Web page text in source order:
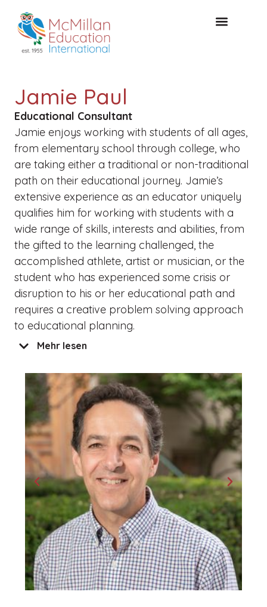
Jamie Paul
Educational Consultant
Jamie enjoys working with students of all ages,
from elementary school through college, who
are taking either a traditional or non-traditional
path on their educational journey. Jamie’s
extensive experience as an educator uniquely
qualifies him for working with students with a
wide range of skills, interests and abilities, from
the gifted to the learning challenged, the
accomplished athlete, artist or musician, or the
student who has experienced some crisis or
disruption to his or her educational path and
requires a creative problem solving approach
to educational planning.
Mehr lesen